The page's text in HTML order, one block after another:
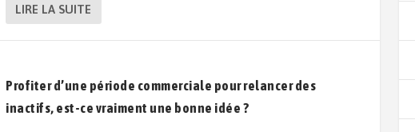
LIRE LA SUITE
Profiter d’une période commerciale pour relancer des
inactifs, est-ce vraiment une bonne idée ?